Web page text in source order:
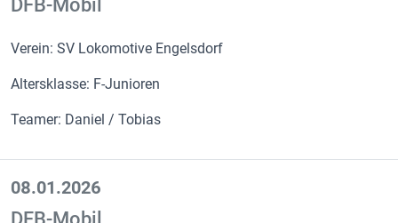
DFB-Mobil
Verein: SV Lokomotive Engelsdorf
Altersklasse: F-Junioren
Teamer: Daniel / Tobias
08.01.2026